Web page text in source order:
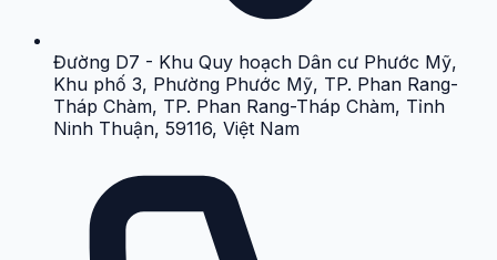
Đường D7 - Khu Quy hoạch Dân cư Phước Mỹ,
Khu phố 3, Phường Phước Mỹ, TP. Phan Rang-
Tháp Chàm, TP. Phan Rang-Tháp Chàm, Tỉnh
Ninh Thuận, 59116, Việt Nam